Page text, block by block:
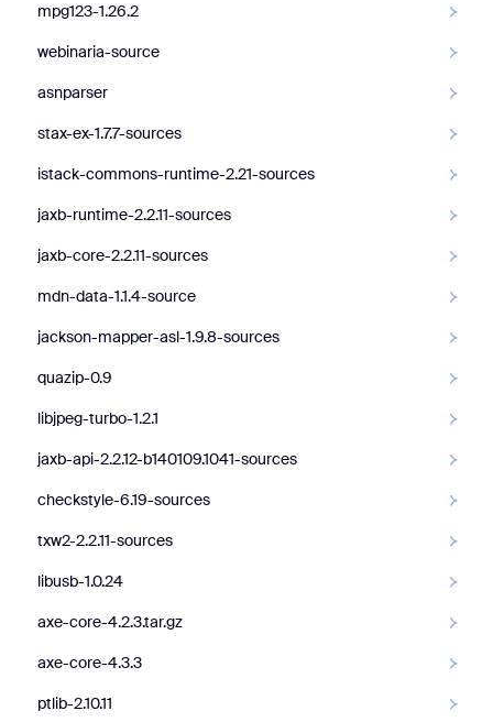
mpg123-1.26.2
webinaria-source
asnparser
stax-ex-1.7.7-sources
istack-commons-runtime-2.21-sources
jaxb-runtime-2.2.11-sources
jaxb-core-2.2.11-sources
mdn-data-1.1.4-source
jackson-mapper-asl-1.9.8-sources
quazip-0.9
libjpeg-turbo-1.2.1
jaxb-api-2.2.12-b140109.1041-sources
checkstyle-6.19-sources
txw2-2.2.11-sources
libusb-1.0.24
axe-core-4.2.3.tar.gz
axe-core-4.3.3
ptlib-2.10.11